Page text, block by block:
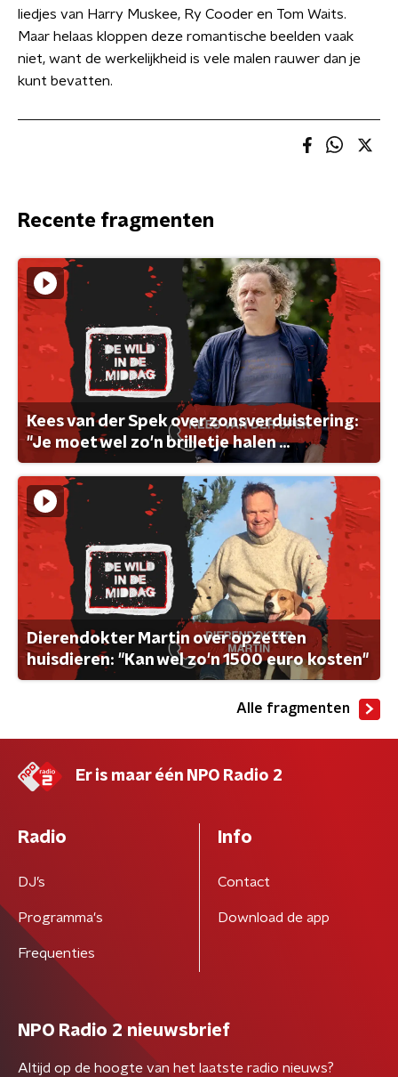
liedjes van Harry Muskee, Ry Cooder en Tom Waits.
Maar helaas kloppen deze romantische beelden vaak
niet, want de werkelijkheid is vele malen rauwer dan je
kunt bevatten.
Recente fragmenten
Kees van der Spek over zonsverduistering:
"Je moet wel zo'n brilletje halen ...
Dierendokter Martin over opzetten
huisdieren: "Kan wel zo'n 1500 euro kosten"
Alle fragmenten
Er is maar één NPO Radio 2
Radio
DJ’s
Programma's
Frequenties
Info
Contact
Download de app
NPO Radio 2 nieuwsbrief
Altijd op de hoogte van het laatste radio nieuws?